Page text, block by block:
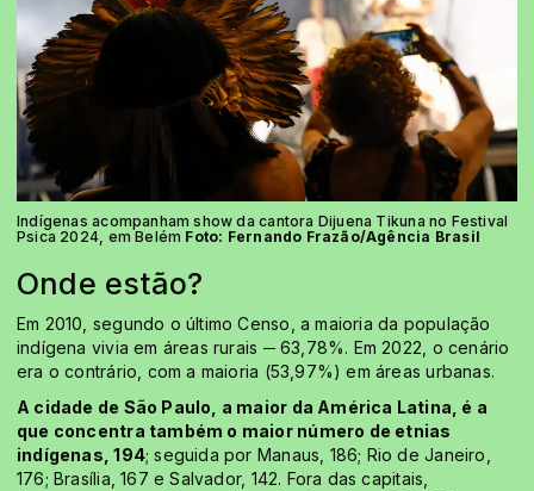
Indígenas acompanham show da cantora Dijuena Tikuna no Festival
Psica 2024, em Belém Foto: Fernando Frazão/Agência Brasil
Onde estão?
Em 2010, segundo o último Censo, a maioria da população
indígena vivia em áreas rurais ─ 63,78%. Em 2022, o cenário
era o contrário, com a maioria (53,97%) em áreas urbanas.
A cidade de São Paulo, a maior da América Latina, é a
que concentra também o maior número de etnias
indígenas, 194; seguida por Manaus, 186; Rio de Janeiro,
176; Brasília, 167 e Salvador, 142. Fora das capitais,